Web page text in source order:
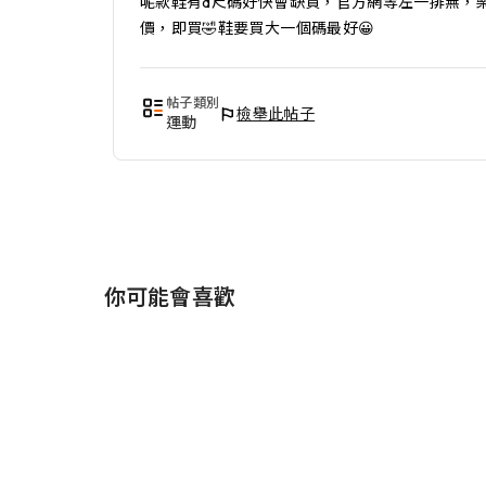
價，即買🤣鞋要買大一個碼最好😀
帖子類別
運動 檢舉此帖子
你可能會喜歡